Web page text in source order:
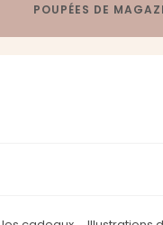
POUPÉES DE